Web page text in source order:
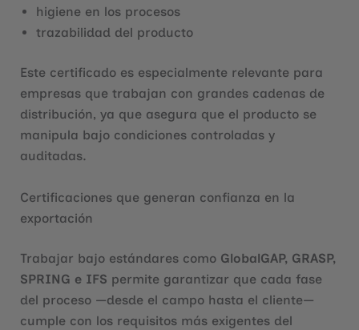
higiene en los procesos
trazabilidad del producto
Este certificado es especialmente relevante para
empresas que trabajan con grandes cadenas de
distribución, ya que asegura que el producto se
manipula bajo condiciones controladas y
auditadas.
Certificaciones que generan confianza en la
exportación
Trabajar bajo estándares como GlobalGAP, GRASP,
SPRING e IFS permite garantizar que cada fase
del proceso —desde el campo hasta el cliente—
cumple con los requisitos más exigentes del